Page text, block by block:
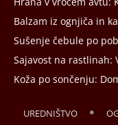
Balzam iz ognjiča in
Sušenje čebule po
Sajavost na rastlinah:
Koža po sončenju:
UREDNIŠTVO